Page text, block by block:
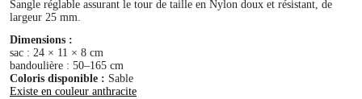
Sangle réglable assurant le tour de taille en Nylon doux et résistant, de
largeur 25 mm.
Dimensions :
sac : 24 × 11 × 8 cm
bandoulière : 50–165 cm
Coloris disponible : Sable
Existe en couleur anthracite